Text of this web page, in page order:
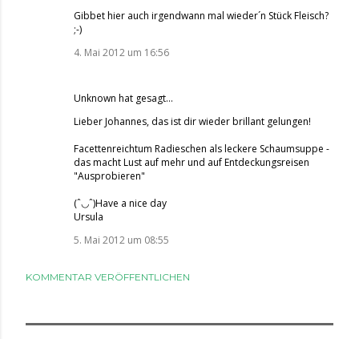
Gibbet hier auch irgendwann mal wieder´n Stück Fleisch?
;-)
4. Mai 2012 um 16:56
Unknown hat gesagt…
Lieber Johannes, das ist dir wieder brillant gelungen!
Facettenreichtum Radieschen als leckere Schaumsuppe -
das macht Lust auf mehr und auf Entdeckungsreisen
"Ausprobieren"
(ˆ◡ˆ)Have a nice day
Ursula
5. Mai 2012 um 08:55
KOMMENTAR VERÖFFENTLICHEN